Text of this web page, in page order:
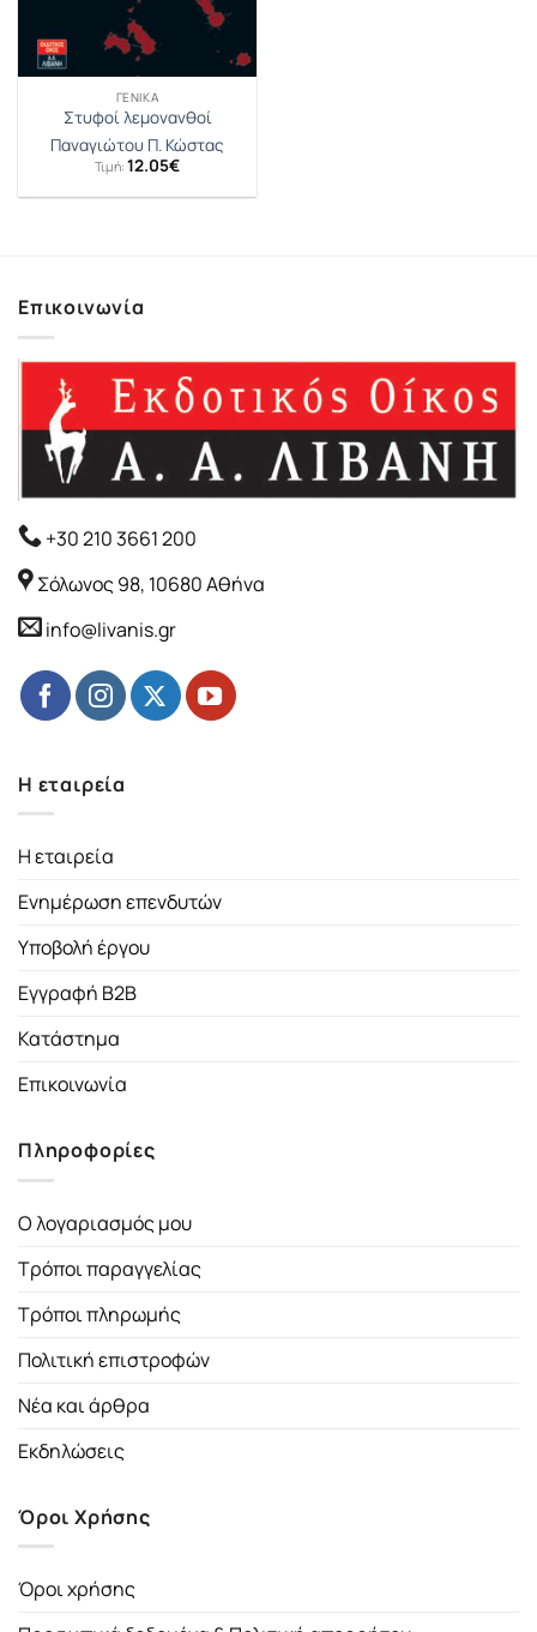
ΓΕΝΙΚΆ
Στυφοί λεμονανθοί
Παναγιώτου Π. Κώστας
Τιμή: 12.05€
Επικοινωνία
+30 210 3661 200
Σόλωνος 98, 10680 Αθήνα
info@livanis.gr
Η εταιρεία
Η εταιρεία
Ενημέρωση επενδυτών
Υποβολή έργου
Εγγραφή B2B
Κατάστημα
Επικοινωνία
Πληροφορίες
Ο λογαριασμός μου
Τρόποι παραγγελίας
Τρόποι πληρωμής
Πολιτική επιστροφών
Νέα και άρθρα
Εκδηλώσεις
Όροι Χρήσης
Όροι χρήσης